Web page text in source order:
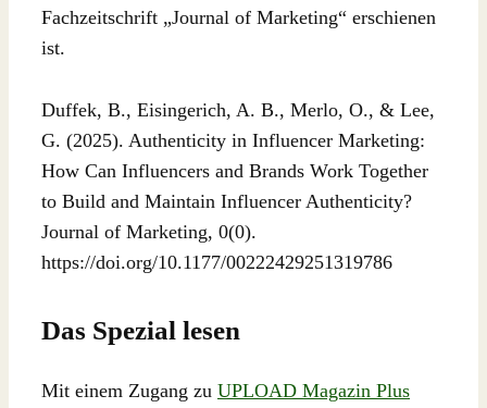
Fachzeitschrift „Journal of Marketing“ erschienen
ist.
Duffek, B., Eisingerich, A. B., Merlo, O., & Lee,
G. (2025). Authenticity in Influencer Marketing:
How Can Influencers and Brands Work Together
to Build and Maintain Influencer Authenticity?
Journal of Marketing, 0(0).
https://doi.org/10.1177/00222429251319786
Das Spezial lesen
Mit einem Zugang zu UPLOAD Magazin Plus